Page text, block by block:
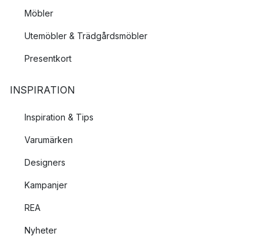
Möbler
Utemöbler & Trädgårdsmöbler
Presentkort
INSPIRATION
Inspiration & Tips
Varumärken
Designers
Kampanjer
REA
Nyheter